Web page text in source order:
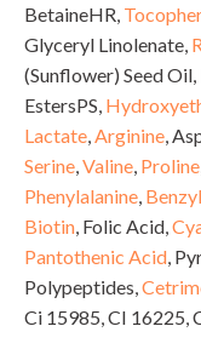
BetaineHR,
Glyceryl Linolenate,
(Sunflower) Seed
EstersPS,
Lactate,Arginine,
Serine,Valine, Proline
Phenylalanine,
Biotin, Folic Acid,
Pantothenic Acid,
Polypeptides,
Ci 15985, CI 16225,